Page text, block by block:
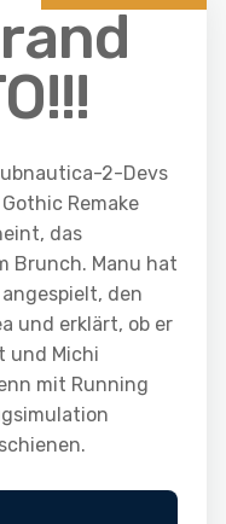
2-Devs
Remake
das
Brunch. Manu hat
den
und erklärt, ob er
und Michi
mit Running